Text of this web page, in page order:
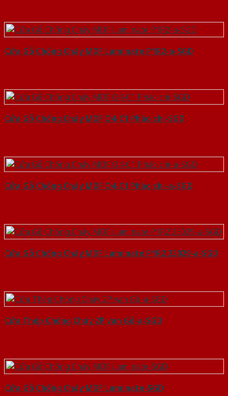
Cửa Gỗ Chống Cháy MDF Laminate P1R2-a-SGD
Cửa Gỗ Chống Cháy MDF O4-C1 Phào chi-SGD
Cửa Gỗ Chống Cháy MDF O4-C1 Phào chi-a-SGD
Cửa Gỗ Chống Cháy MDF Laminate P1R2 23029-a-SGD
Cửa Thép Chống Cháy 2P van Gỗ-a-SGD
Cửa Gỗ Chống Cháy MDF Laminate-SGD